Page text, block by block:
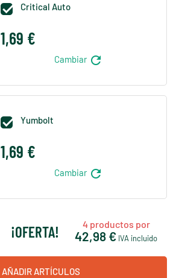
 Critical Auto
1,69 €
Cambiar refresh
 Yumbolt
1,69 €
Cambiar refresh
¡OFERTA! 4productos por
42,98 € IVA incluido
AÑADIR ARTÍCULOS